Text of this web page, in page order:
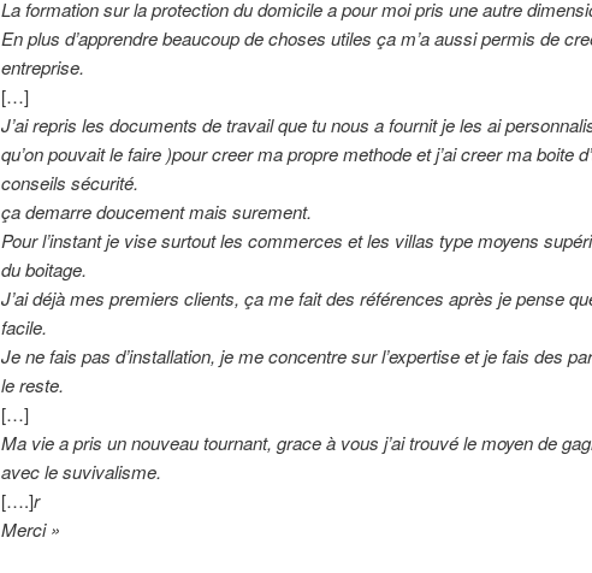
La formation sur la protection du domicile a pour moi pris une autre
En plus d’apprendre beaucoup de choses utiles ça m’a aussi permis de
entreprise.
[…]
J’ai repris les documents de travail que tu nous a fournit je les ai
qu’on pouvait le faire )pour creer ma propre methode et j’ai creer ma boite
conseils sécurité.
ça demarre doucement mais surement.
Pour l’instant je vise surtout les commerces et les villas type moyens
du boitage.
J’ai déjà mes premiers clients, ça me fait des références après je pense
facile.
Je ne fais pas d’installation, je me concentre sur l’expertise et je fais des
le reste.
[…]
Ma vie a pris un nouveau tournant, grace à vous j’ai trouvé le moyen de
avec le suvivalisme.
[….]r
Merci »